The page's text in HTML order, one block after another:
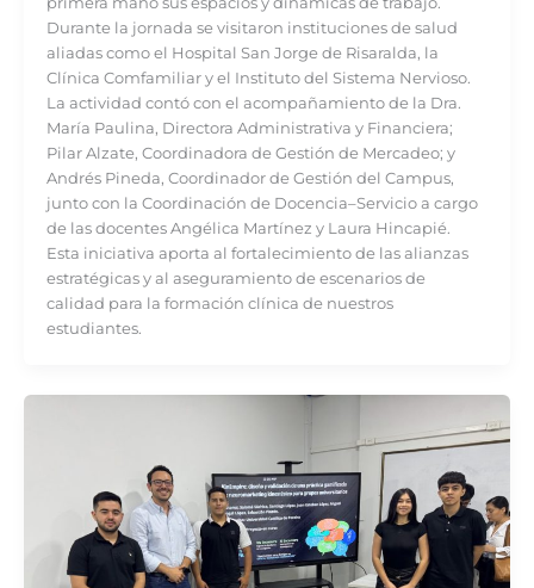
Durante la jornada se visitaron instituciones de salud
aliadas como el Hospital San Jorge de Risaralda, la
Clínica Comfamiliar y el Instituto del Sistema Nervioso.
La actividad contó con el acompañamiento de la Dra.
María Paulina, Directora Administrativa y Financiera;
Pilar Alzate, Coordinadora de Gestión de Mercadeo; y
Andrés Pineda, Coordinador de Gestión del Campus,
junto con la Coordinación de Docencia–Servicio a cargo
de las docentes Angélica Martínez y Laura Hincapié.
Esta iniciativa aporta al fortalecimiento de las alianzas
estratégicas y al aseguramiento de escenarios de
calidad para la formación clínica de nuestros
estudiantes.